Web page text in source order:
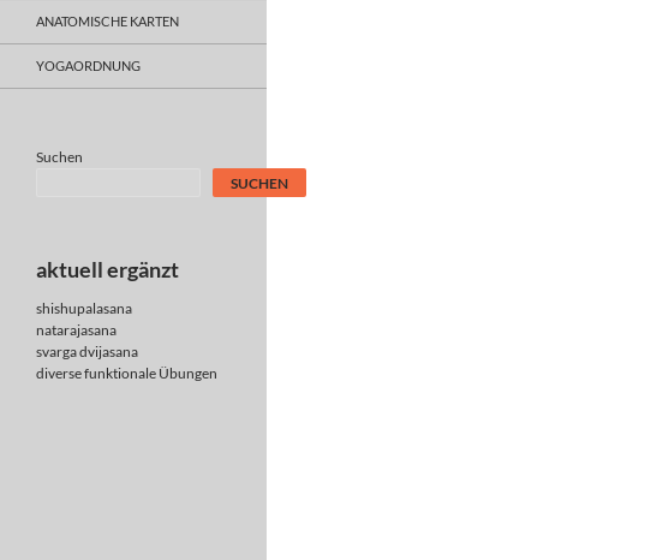
ANATOMISCHE KARTEN
YOGAORDNUNG
Suchen
SUCHEN
aktuell ergänzt
shishupalasana
natarajasana
svarga dvijasana
diversefunktionale Übungen